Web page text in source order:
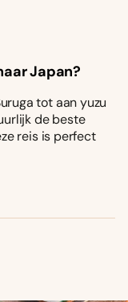
Japan?
tot aan yuzu
de beste
reis is perfect